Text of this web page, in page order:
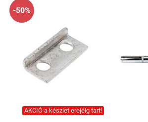
-50%
AKCIÓ a készlet erejéig tart!